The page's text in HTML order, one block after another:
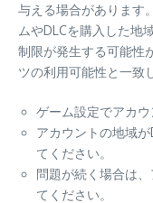
与える場合があります
ムやDLCを購入した地
制限が発生する可能性
ツの利用可能性と一致
ゲーム設定でアカウ
アカウントの地域
てください。
問題が続く場合は
てください。